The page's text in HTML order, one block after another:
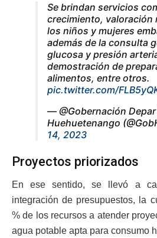
Se brindan servicios
crecimiento, valoración
los niños y mujeres
además de la consulta
glucosa y presión
demostración de
alimentos, entre otros.
pic.twitter.com/
— @Gobernación
Huehuetenango
14, 2023
Proyectos priorizados
En ese sentido, se llevó a
integración de presupuestos, la
% de los recursos a atender
agua potable apta para consumo